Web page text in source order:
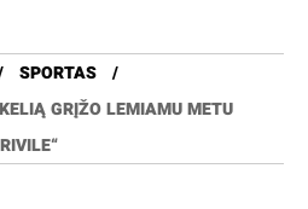
SPORTAS
GRĮŽO LEMIAMU METU